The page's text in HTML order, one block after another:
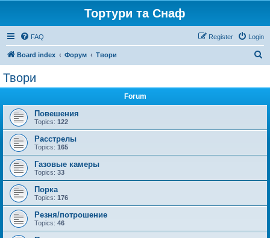
Тортури та Снаф
FAQ Login
Register
Board index Форум Твори
Твори
Forum
Повешения
Topics: 122
Расстрелы
Topics: 165
Газовые камеры
Topics: 33
Порка
Topics: 176
Резня/потрошение
Topics: 46